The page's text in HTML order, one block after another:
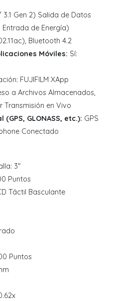
3.1 Gen 2) Salida de Datos
de Energía)
Bluetooth 4.2
Móviles: Sí:
FUJIFILM XApp
a Archivos Almacenados,
Transmisión en Vivo
GLONASS, etc.): GPS
Conectado
3"
Puntos
Táctil Basculante
Puntos